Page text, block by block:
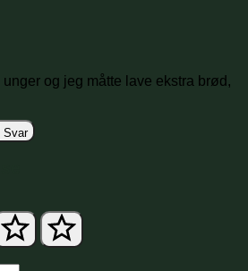
og jeg måtte lave ekstra brød,
Svar